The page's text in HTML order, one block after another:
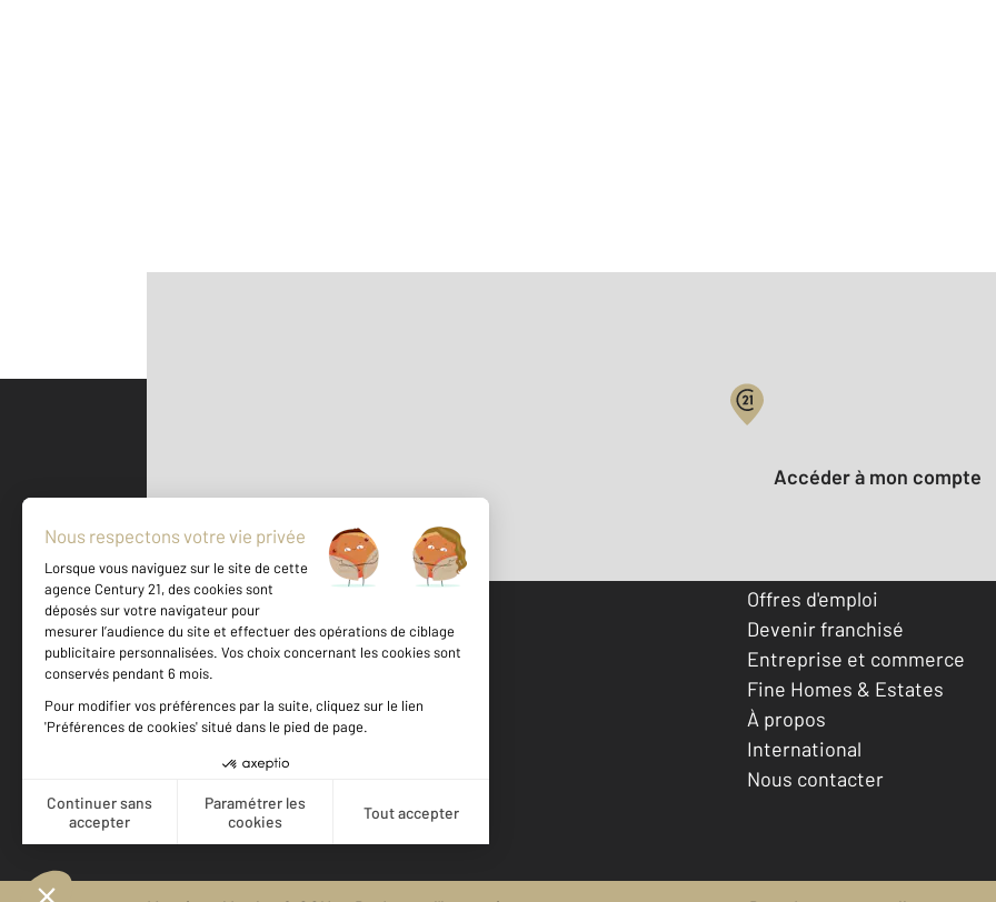
500 m ©Mappy
Votre compte :
Accéder à mon compte
Votre agence est notée
Achat
Location
Offres d'emploi
Devenir franchisé
Entreprise et commerce
Fine Homes & Estates
À propos
International
Nous contacter